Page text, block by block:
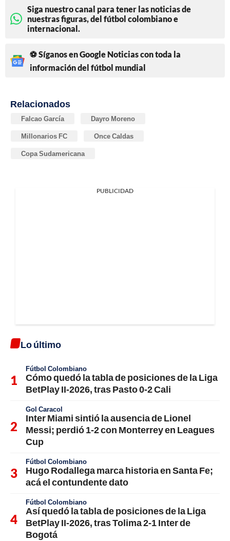
Siga nuestro canal para tener las noticias de
nuestras figuras, del fútbol colombiano e
internacional.
⚽ Síganos en Google Noticias con toda la
información del fútbol mundial
Relacionados
Falcao García Dayro Moreno
Millonarios FC Once Caldas
Copa Sudamericana
PUBLICIDAD
Lo último
Fútbol Colombiano
Cómo quedó la tabla de posiciones de la Liga
BetPlay II-2026, tras Pasto 0-2 Cali
Gol Caracol
Inter Miami sintió la ausencia de Lionel
Messi; perdió 1-2 con Monterrey en Leagues
Cup
Fútbol Colombiano
Hugo Rodallega marca historia en Santa Fe;
acá el contundente dato
Fútbol Colombiano
Así quedó la tabla de posiciones de la Liga
BetPlay II-2026, tras Tolima 2-1 Inter de
Bogotá